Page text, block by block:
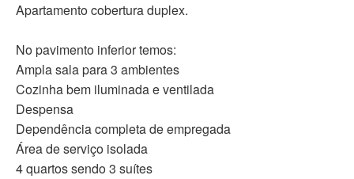
Apartamento cobertura duplex.
No pavimento inferior temos:
Ampla sala para 3 ambientes
Cozinha bem iluminada e ventilada
Despensa
Dependência completa de empregada
Área de serviço isolada
4 quartos sendo 3 suítes